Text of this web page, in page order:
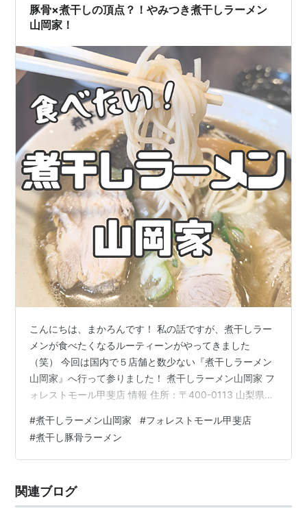
豚骨×煮干しの頂点？！やみつき煮干しラーメン
山岡家！
こんにちは、まかろんです！ 私の話ですが、煮干しラー
メンが食べたくなるルーティーンがやってきました
（笑） 今回は国内で５店舗と数少ない『煮干しラーメン
山岡家』へ行って参りました！ 煮干しラーメン山岡家 フ
ォレストモール甲斐店 情報 住所：〒400-0113 山梨県甲
４時間営業駐車場：複合型施設席：カウンター席９、ボ
ックス席４、お座敷２お支払い方法：現金、クレカ、電
子マネー、QRコード、交通系ICカード、WAON 豚骨煮干
だうま味たっぷりの『豚骨』が売りですが、煮干しラー
メン山岡家は…
#煮干しラーメン山岡家 #フォレストモール甲斐店
#煮干し豚骨ラーメン
関連ブログ